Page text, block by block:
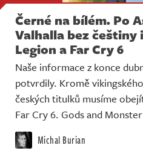
Černé na bílém. Po
Valhalla bez češtiny
Legion a Far Cry 6
Naše informace z konce
potvrdily. Kromě
českých titulků musíme
Far Cry 6. Gods and
Michal Burian